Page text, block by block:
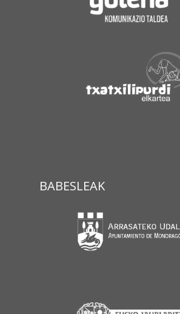
BABESLEAK